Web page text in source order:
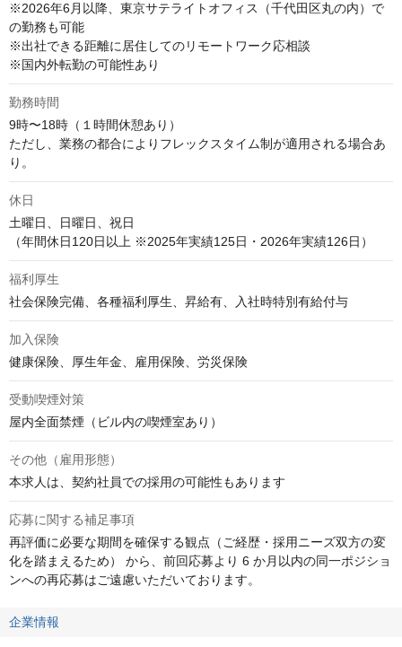
※2026年6月以降、東京サテライトオフィス（千代田区丸の内）で
の勤務も可能
※出社できる距離に居住してのリモートワーク応相談
※国内外転勤の可能性あり
勤務時間
9時〜18時（１時間休憩あり）
ただし、業務の都合によりフレックスタイム制が適用される場合あ
り。
休日
土曜日、日曜日、祝日
（年間休日120日以上 ※2025年実績125日・2026年実績126日）
福利厚生
社会保険完備、各種福利厚生、昇給有、入社時特別有給付与
加入保険
健康保険、厚生年金、雇用保険、労災保険
受動喫煙対策
屋内全面禁煙（ビル内の喫煙室あり）
その他（雇用形態）
本求人は、契約社員での採用の可能性もあります
応募に関する補足事項
再評価に必要な期間を確保する観点（ご経歴・採用ニーズ双方の変
化を踏まえるため） から、前回応募より 6 か月以内の同一ポジショ
ンへの再応募はご遠慮いただいております。
企業情報